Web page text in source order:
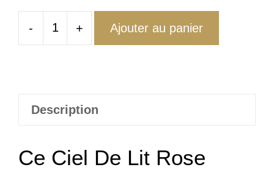
-
quantité
Lit
+ Ajouter au panier
Description
Ce Ciel De Lit Rose